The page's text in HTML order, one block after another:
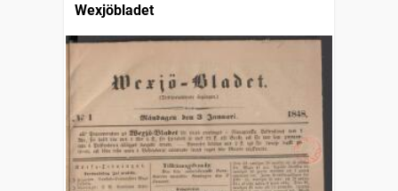
Wexjöbladet